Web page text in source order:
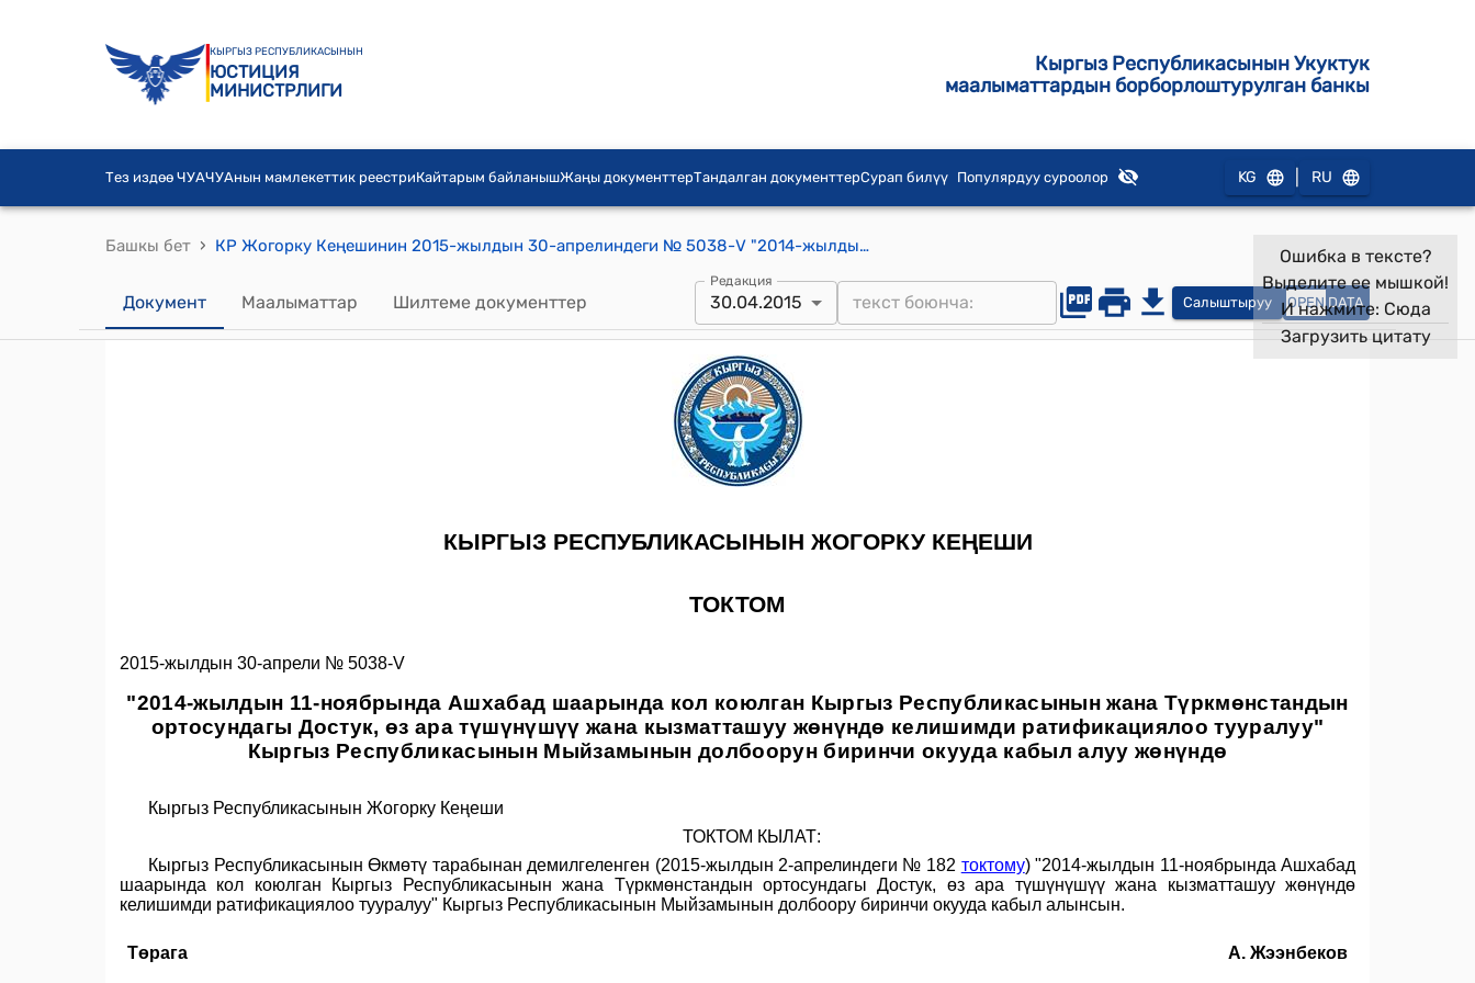
КЫРГЫЗ РЕСПУБЛИКАСЫНЫН
ЮСТИЦИЯ
МИНИСТРЛИГИ
Кыргыз Республикасынын Укуктук
маалыматтардын борборлоштурулган банкы
Тез издөө ЧУАЧУАнын мамлекеттик реестриКайтарым байланышЖаңы документтерТандалган документтерСурап билүү Популярдуу суроолор KG RU
Башкы бет › КР Жогорку Кеңешинин 2015-жылдын 30-апрелиндеги № 5038-V "2014-жылдын 11-ноябрында Ашхабад шаарында кол коюлган Кыргыз Республикасынын жана Түркмөнстандын ортосундагы Достук, өз ара түшүнүшүү жана кызматташуу жөнүндө келишимди ратификациялоо тууралуу" Кыргыз Республикасынын Мыйзамынын долбоорун биринчи окууда кабыл алуу жөнүндө" токтому
Документ Маалыматтар Шилтеме документтер
Редакция
30.04.2015 Салыштыруу OPEN DATA
Ошибка в тексте?
Выделите ее мышкой!
И нажмите: Сюда
Загрузить цитату